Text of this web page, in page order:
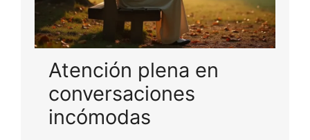
Atención plena en
conversaciones
incómodas